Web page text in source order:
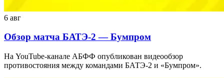
6 авг
Обзор матча БАТЭ-2 — Бумпром
На YouTube-канале АБФФ опубликован видеообзор
противостояния между командами БАТЭ-2 и «Бумпром».